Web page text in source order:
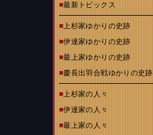
■最新トピックス
■上杉家ゆかりの史跡
■伊達家ゆかりの史跡
■最上家ゆかりの史跡
■慶長出羽合戦ゆかりの史跡
■上杉家の人々
■伊達家の人々
■最上家の人々